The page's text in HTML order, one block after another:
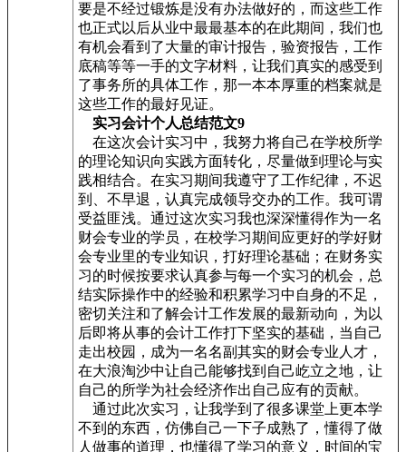
要是不经过锻炼是没有办法做好的，而这些工作
也正式以后从业中最最基本的在此期间，我们也
有机会看到了大量的审计报告，验资报告，工作
底稿等等一手的文字材料，让我们真实的感受到
了事务所的具体工作，那一本本厚重的档案就是
这些工作的最好见证。
实习会计个人总结范文9
在这次会计实习中，我努力将自己在学校所学
的理论知识向实践方面转化，尽量做到理论与实
践相结合。在实习期间我遵守了工作纪律，不迟
到、不早退，认真完成领导交办的工作。我可谓
受益匪浅。通过这次实习我也深深懂得作为一名
财会专业的学员，在校学习期间应更好的学好财
会专业里的专业知识，打好理论基础；在财务实
习的时候按要求认真参与每一个实习的机会，总
结实际操作中的经验和积累学习中自身的不足，
密切关注和了解会计工作发展的最新动向，为以
后即将从事的会计工作打下坚实的基础，当自己
走出校园，成为一名名副其实的财会专业人才，
在大浪淘沙中让自己能够找到自己屹立之地，让
自己的所学为社会经济作出自己应有的贡献。
通过此次实习，让我学到了很多课堂上更本学
不到的东西，仿佛自己一下子成熟了，懂得了做
人做事的道理，也懂得了学习的意义，时间的宝